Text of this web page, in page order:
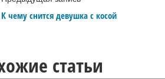
К чему снится девушка с косой
статьи